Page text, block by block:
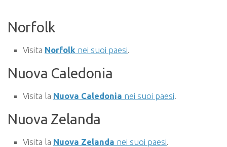
Norfolk
Visita Norfolk nei suoi paesi
Nuova Caledonia
Visita la Nuova Caledonia nei suoi paesi
Nuova Zelanda
Visita la Nuova Zelanda nei suoi paesi